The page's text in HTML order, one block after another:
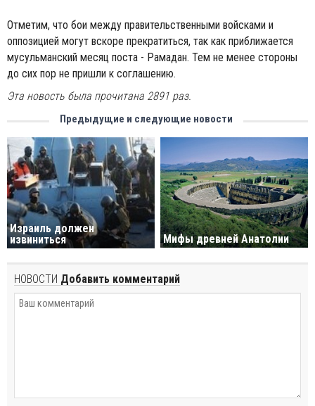
Отметим, что бои между правительственными войсками и
оппозицией могут вскоре прекратиться, так как приближается
мусульманский месяц поста - Рамадан. Тем не менее стороны
до сих пор не пришли к соглашению.
Эта новость была прочитана 2891 раз.
Предыдущие и следующие новости
Израиль должен
извиниться
Мифы древней Анатолии
НОВОСТИ Добавить комментарий